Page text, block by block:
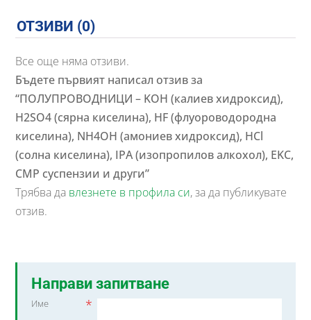
ОТЗИВИ (0)
Все още няма отзиви.
Бъдете първият написал отзив за
“ПОЛУПРОВОДНИЦИ – KOH (калиев хидроксид),
H2SO4 (сярна киселина), HF (флуороводородна
киселина), NH4OH (амониев хидроксид), HCl
(солна киселина), IPA (изопропилов алкохол), EKC,
CMP суспензии и други”
Трябва да влезнете в профила си, за да публикувате
отзив.
Направи запитване
Име *